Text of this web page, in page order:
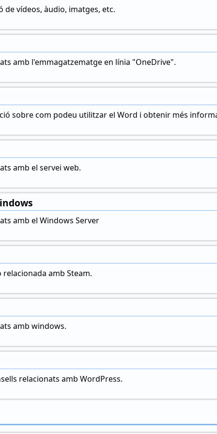
de vídeos, àudio, imatges, etc.
amb l'emmagatzematge en línia "OneDrive".
sobre com podeu utilitzar el Word i obtenir més
amb el servei web.
amb el Windows Server
amb Steam.
amb windows.
relacionats amb WordPress.